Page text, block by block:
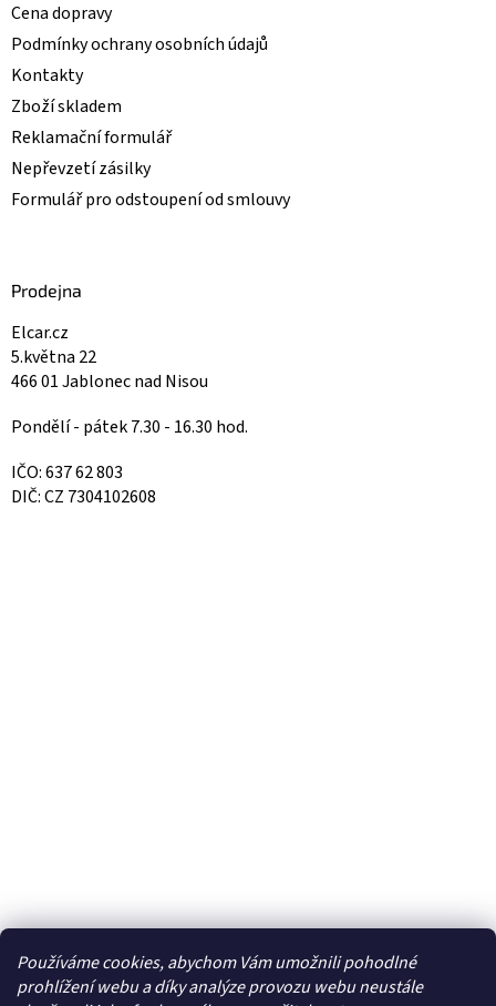
Používáme cookies, abychom Vám umožnili pohodlné
prohlížení webu a díky analýze provozu webu neustále
Cena dopravy
Podmínky ochrany osobních údajů
Kontakty
Zboží skladem
Reklamační formulář
Nepřevzetí zásilky
Formulář pro odstoupení od smlouvy
Prodejna
Elcar.cz
5.května 22
466 01 Jablonec nad Nisou
Pondělí - pátek 7.30 - 16.30 hod.
IČO: 637 62 803
DIČ: CZ 7304102608
Facebook